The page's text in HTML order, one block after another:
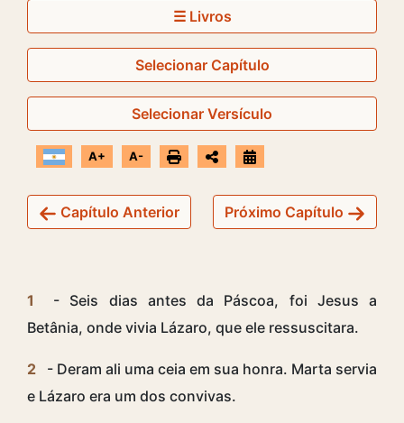
☰ Livros
Selecionar Capítulo
Selecionar Versículo
A+ A-
Capítulo Anterior Próximo Capítulo
1
- Seis dias antes da Páscoa, foi Jesus a
Betânia, onde vivia Lázaro, que ele ressuscitara.
2
- Deram ali uma ceia em sua honra. Marta servia
e Lázaro era um dos convivas.